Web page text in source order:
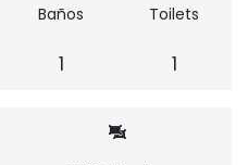
Baños
1
Toilets
1